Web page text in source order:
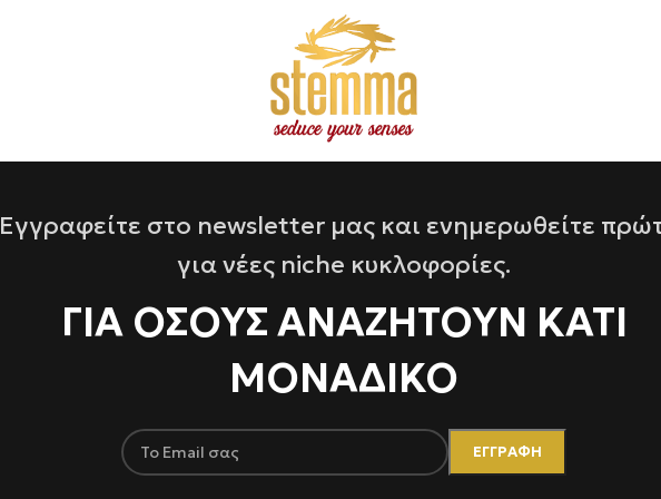
Εγγραφείτε στο newsletter μας και ενημερωθείτε
για νέες niche κυκλοφορίες.
ΓΙΑ ΌΣΟΥΣ ΑΝΑΖΗΤΟΥΝ ΚΑΤΙ
ΜΟΝΑΔΙΚΟ